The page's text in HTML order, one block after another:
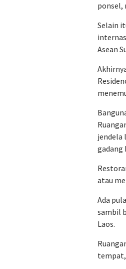
ponsel,
Selain
Asean
jendela
gadang
atau
Ada
sambil
Laos.
tempat,